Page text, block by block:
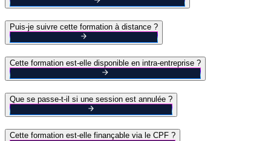
Puis-je suivre cette formation à distance ?
Cette formation est-elle disponible en intra-entreprise ?
Que se passe-t-il si une session est annulée ?
Cette formation est-elle finançable via le CPF ?